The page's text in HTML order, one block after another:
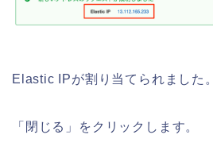
Elastic IPが割り当てられました。
「閉じる」をクリックします。